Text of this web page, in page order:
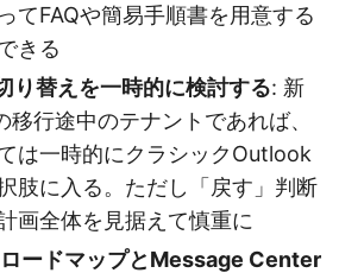
てFAQや簡易手順書を用意する
きる
り替えを一時的に検討する: 新
行途中のテナントであれば、
は一時的にクラシックOutlook
肢に入る。ただし「戻す」判断
画全体を見据えて慎重に
ードマップとMessage Center